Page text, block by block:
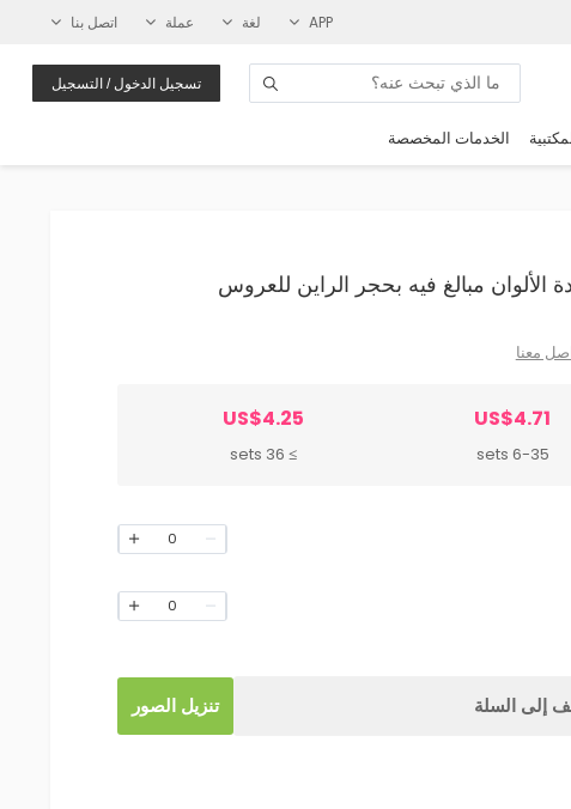
APP لغة عملة اتصل بنا
تسجيل الدخول / التسجيل
الخدمات المخصصة
معنا
US$4.71
6-35 sets
US$4.25
≥ 36 sets
0
0
إلى السلة تنزيل الصور